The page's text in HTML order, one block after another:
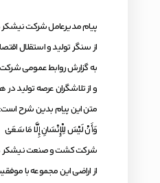
پیام مدیرعامل شرکت نیشکر
از سنگر تولید و استقلال
به گزارش روابط عمومی
و از تلاشگران عرصه تولید
متن این پیام بدین شرح است:
وَأَنْ لَيْسَ لِلْإِنْسَانِ إِلَّا مَا سَعَىٰ
از اراضی این مجموعه با